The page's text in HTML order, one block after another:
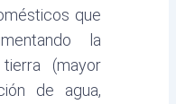
que
la
(mayor
de agua,